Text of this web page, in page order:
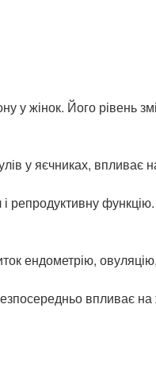
у жінок. Його рівень
у яєчниках, впливає
репродуктивну
ендометрію,
впливає на